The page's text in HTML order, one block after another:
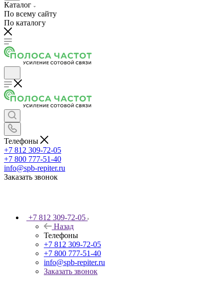
Каталог
По всему сайту
По каталогу
Телефоны
+7 812 309-72-05
+7 800 777-51-40
info@spb-repiter.ru
Заказать звонок
+7 812 309-72-05
Назад
Телефоны
+7 812 309-72-05
+7 800 777-51-40
info@spb-repiter.ru
Заказать звонок